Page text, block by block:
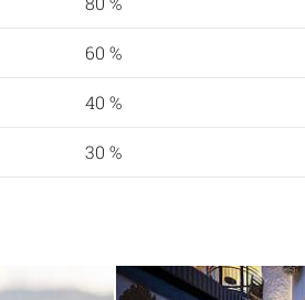
60 %
40 %
30 %